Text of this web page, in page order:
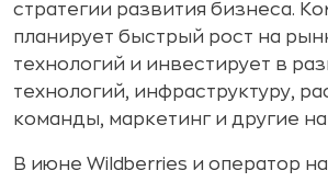
стратегии развития бизнеса.
планирует быстрый рост на
технологий и инвестирует в
технологий, инфраструктуру,
команды, маркетинг и другие
В июне Wildberries и оператор